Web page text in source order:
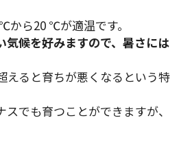
から20 ℃が適温です。
気候を好みますので、暑さには
ると育ちが悪くなるという特
でも育つことができますが、